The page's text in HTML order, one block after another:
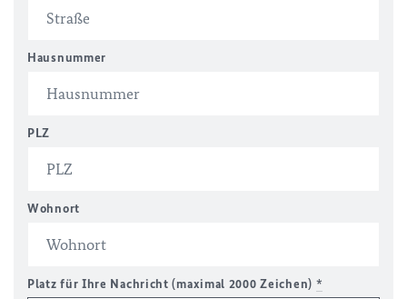
Hausnummer
PLZ
Wohnort
Platz für Ihre Nachricht (maximal 2000 Zeichen) *